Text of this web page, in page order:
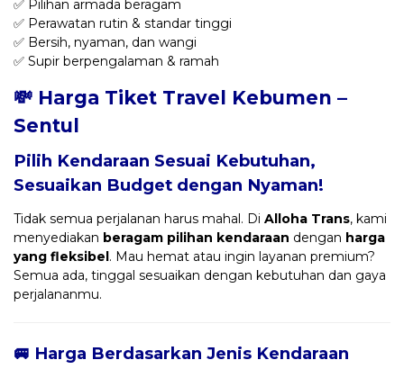
✅ Pilihan armada beragam
✅ Perawatan rutin & standar tinggi
✅ Bersih, nyaman, dan wangi
✅ Supir berpengalaman & ramah
💸 Harga Tiket Travel Kebumen –
Sentul
Pilih Kendaraan Sesuai Kebutuhan,
Sesuaikan Budget dengan Nyaman!
Tidak semua perjalanan harus mahal. Di Alloha Trans, kami
menyediakan beragam pilihan kendaraan dengan harga
yang fleksibel. Mau hemat atau ingin layanan premium?
Semua ada, tinggal sesuaikan dengan kebutuhan dan gaya
perjalananmu.
🚐 Harga Berdasarkan Jenis Kendaraan